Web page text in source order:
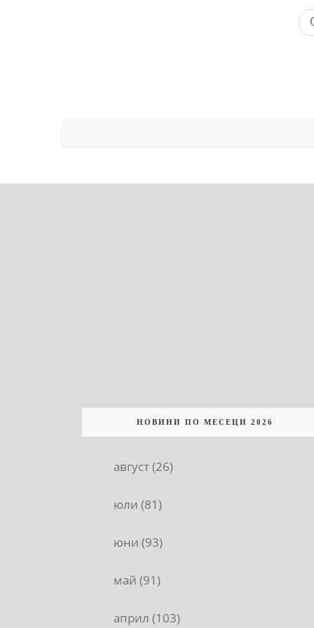
НОВИНИ ПО МЕСЕЦИ 2026
август (26)
юли (81)
юни (93)
май (91)
април (103)